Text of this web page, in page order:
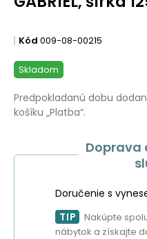
Kód 009-08-00215
Skladom
Predpokladanú dobu
košíku „Platba“.
Doprava
Doručenie s
TIP
Nakúpte
nábytok a získajte